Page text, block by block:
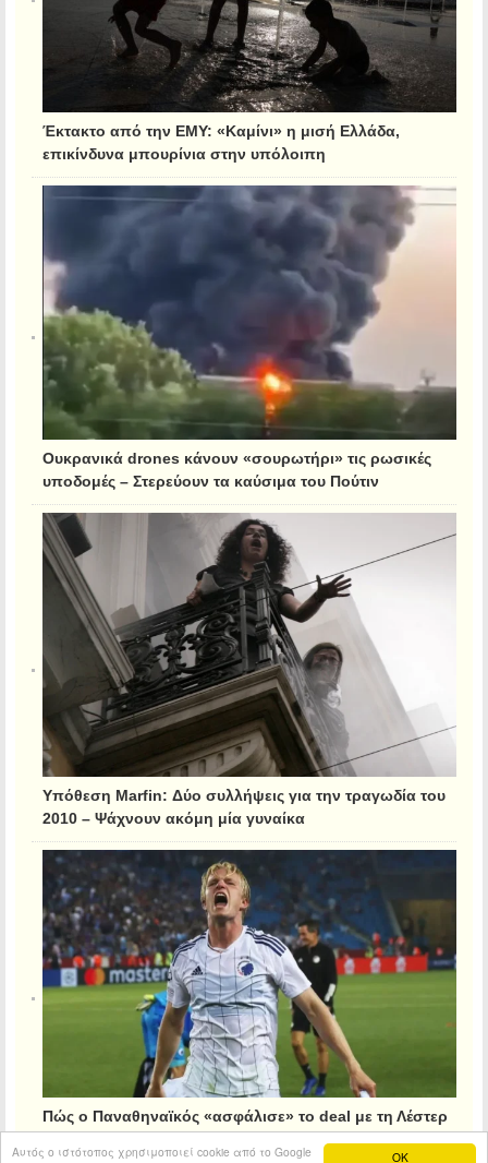
OK
Αυτός ο ιστότοπος χρησιμοποιεί cookie από το Google
Έκτακτο από την ΕΜΥ: «Καμίνι» η μισή Ελλάδα,
επικίνδυνα μπουρίνια στην υπόλοιπη
Ουκρανικά drones κάνουν «σουρωτήρι» τις ρωσικές
υποδομές – Στερεύουν τα καύσιμα του Πούτιν
Υπόθεση Marfin: Δύο συλλήψεις για την τραγωδία του
2010 – Ψάχνουν ακόμη μία γυναίκα
Πώς ο Παναθηναϊκός «ασφάλισε» το deal με τη Λέστερ